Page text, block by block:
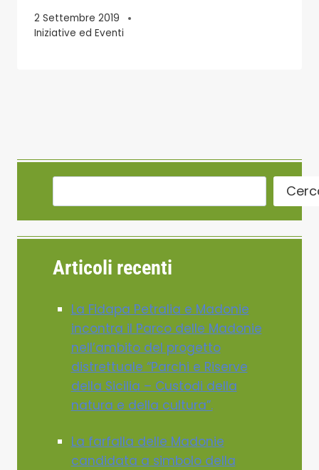
2 Settembre 2019
Iniziative ed Eventi
Articoli recenti
La Fidapa Petralia e Madonie
incontra il Parco delle Madonie
nell’ambito del progetto
distrettuale “Parchi e Riserve
della Sicilia – Custodi della
natura e della cultura”.
La farfalla delle Madonie
candidata a simbolo della